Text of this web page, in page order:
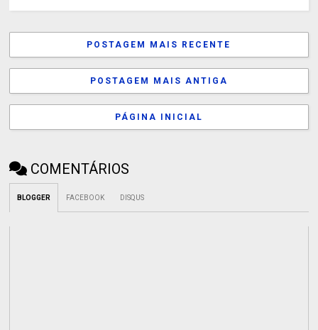
POSTAGEM MAIS RECENTE
POSTAGEM MAIS ANTIGA
PÁGINA INICIAL
COMENTÁRIOS
BLOGGER FACEBOOK DISQUS